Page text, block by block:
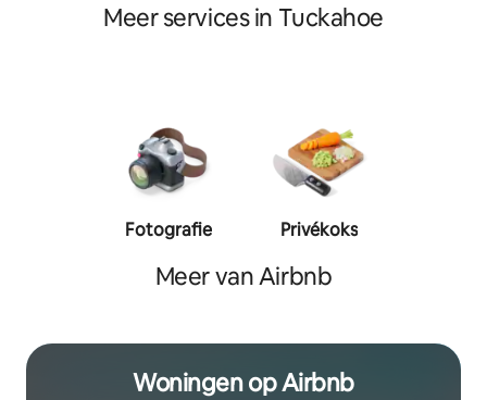
Meer services in Tuckahoe
Fotografie Privékoks
Meer van Airbnb
Woningen op Airbnb